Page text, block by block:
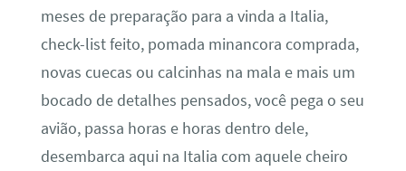
meses de preparação para a vinda a Italia,
check-list feito, pomada minancora comprada,
novas cuecas ou calcinhas na mala e mais um
bocado de detalhes pensados, você pega o seu
avião, passa horas e horas dentro dele,
desembarca aqui na Italia com aquele cheiro